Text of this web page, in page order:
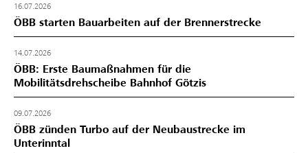
16.07.2026
ÖBB starten Bauarbeiten auf der Brennerstrecke
14.07.2026
ÖBB: Erste Baumaßnahmen für die
Mobilitätsdrehscheibe Bahnhof Götzis
09.07.2026
ÖBB zünden Turbo auf der Neubaustrecke im
Unterinntal